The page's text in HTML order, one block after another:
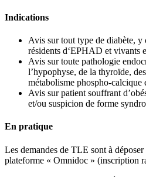
Indications
Avis sur tout type de diabète, y
résidents d‘EPHAD et vivants
Avis sur toute pathologie
l’hypophyse, de la thyroïde,
métabolisme phospho-calcique
Avis sur patient souffrant
et/ou suspicion de forme
En pratique
Les demandes de TLE sont à
plateforme « Omnidoc » (inscription